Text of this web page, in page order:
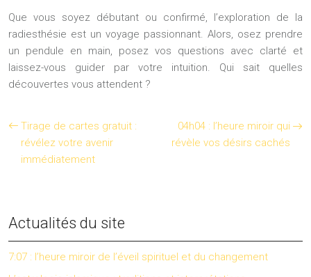
Que vous soyez débutant ou confirmé, l’exploration de la
radiesthésie est un voyage passionnant. Alors, osez prendre
un pendule en main, posez vos questions avec clarté et
laissez-vous guider par votre intuition. Qui sait quelles
découvertes vous attendent ?
Tirage de cartes gratuit :
révélez votre avenir
immédiatement
04h04 : l’heure miroir qui
révèle vos désirs cachés
Actualités du site
7:07 : l’heure miroir de l’éveil spirituel et du changement